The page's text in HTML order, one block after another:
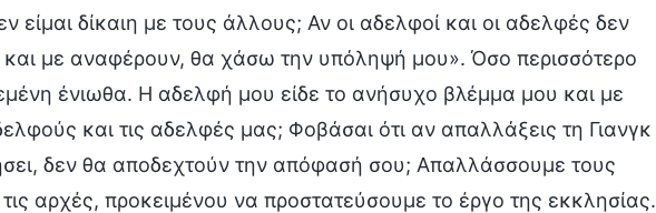
είμαι δίκαιη με τους άλλους; Αν οι αδελφοί και οι αδελφές δεν
με αναφέρουν, θα χάσω την υπόληψή μου». Όσο περισσότερο
ένιωθα. Η αδελφή μου είδε το ανήσυχο βλέμμα μου και με
και τις αδελφές μας; Φοβάσαι ότι αν απαλλάξεις τη Γιανγκ
δεν θα αποδεχτούν την απόφασή σου; Απαλλάσσουμε τους
αρχές, προκειμένου να προστατεύσουμε το έργο της εκκλησίας.